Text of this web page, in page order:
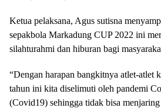
Ketua pelaksana, Agus sutisna
sepakbola Markadung CUP 2022 ini
silahturahmi dan hiburan bagi
“Dengan harapan bangkitnya atlet-atlet
tahun ini kita diselimuti oleh pandemi
(Covid19) sehingga tidak bisa